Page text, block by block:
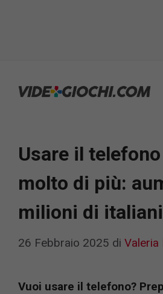
Usare il
molto di più:
milioni di italiani
26 Febbraio 2025 di Valeria
Vuoi usare il telefono?